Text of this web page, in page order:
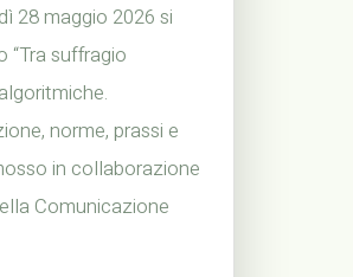
28 maggio 2026 si
suffragio
norme, prassi e
in collaborazione
Comunicazione